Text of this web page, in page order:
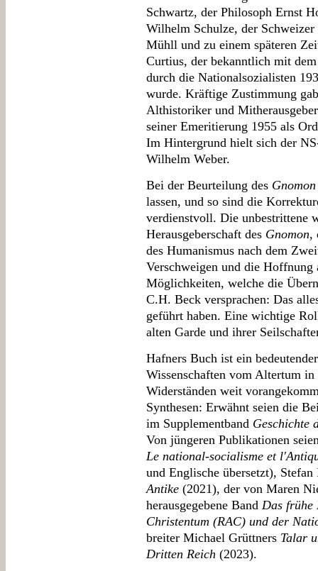
Schwartz, der Philosoph Ernst
Wilhelm Schulze, der
Mühll und zu einem späteren
Curtius, der bekanntlich mit
durch die Nationalsozialisten
wurde. Kräftige Zustimmung
Althistoriker und
seiner Emeritierung 1955 als
Im Hintergrund hielt sich der
Wilhelm Weber.
Bei der Beurteilung des Gnomon
lassen, und so sind die
verdienstvoll. Die unbestrittene
Herausgeberschaft des Gnomon,
des Humanismus nach dem
Verschweigen und die
Möglichkeiten, welche die
C.H. Beck versprachen: Das
geführt haben. Eine wichtige
alten Garde und ihrer
Hafners Buch ist ein
Wissenschaften vom Altertum
Widerständen weit
Synthesen: Erwähnt seien die
im Supplementband Geschichte
Von jüngeren Publikationen
Le national-socialisme et
und Englische übersetzt),
Antike (2021), der von Maren
herausgegebene Band Das frühe
Christentum (RAC) und der
breiter Michael Grüttners Talar
Dritten Reich (2023).